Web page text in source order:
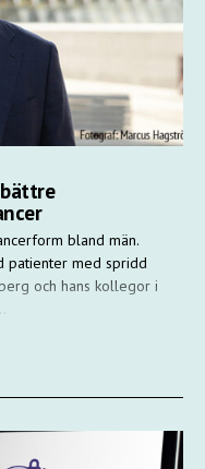
bland män.
patienter med spridd
och hans kollegor i